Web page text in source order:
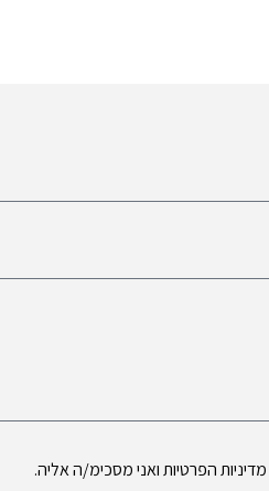
מדיניות הפרטיותואני מסכימ/ה אליה.